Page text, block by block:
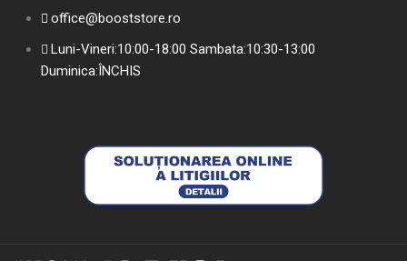
office@booststore.ro
Luni-Vineri:10:00-18:00 Sambata:10:30-13:00
Duminica:ÎNCHIS